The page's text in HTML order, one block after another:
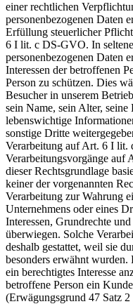
einer rechtlichen
personenbezogenen Daten
Erfüllung steuerlicher
6 I lit. c DS-GVO. In
personenbezogenen Daten
Interessen der betroffenen
Person zu schützen. Dies
Besucher in unserem
sein Name, sein Alter, seine
lebenswichtige
sonstige Dritte
Verarbeitung auf Art. 6 I lit.
Verarbeitungsvorgänge
dieser Rechtsgrundlage
keiner der vorgenannten
Verarbeitung zur Wahrung
Unternehmens oder eines
Interessen, Grundrechte
überwiegen. Solche
deshalb gestattet, weil sie
besonders erwähnt
ein berechtigtes Interesse
betroffene Person ein
(Erwägungsgrund 47 Satz